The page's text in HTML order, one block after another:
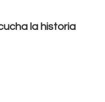
la historia